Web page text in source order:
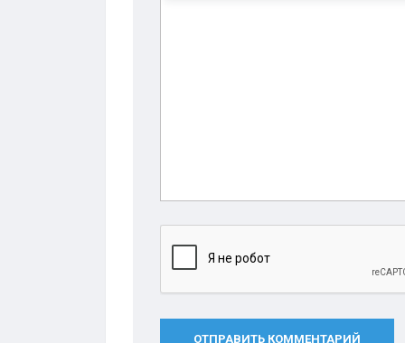
ОТПРАВИТЬ КОММЕНТАРИЙ